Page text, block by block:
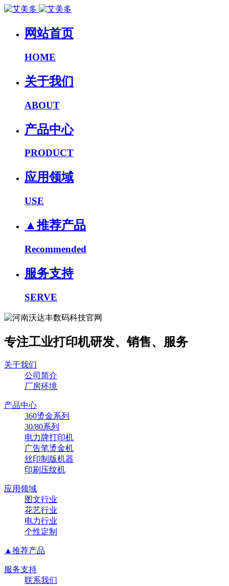
网站首页
HOME
关于我们
ABOUT
产品中心
PRODUCT
应用领域
USE
▲推荐产品
Recommended
服务支持
SERVE
专注工业打印机研发、销售、服务
关于我们
公司简介
厂房环境
产品中心
360烫金系列
30/80系列
电力牌打印机
广告笔烫金机
丝印制版机器
印刷压纹机
应用领域
图文行业
花艺行业
电力行业
个性定制
▲推荐产品
服务支持
联系我们